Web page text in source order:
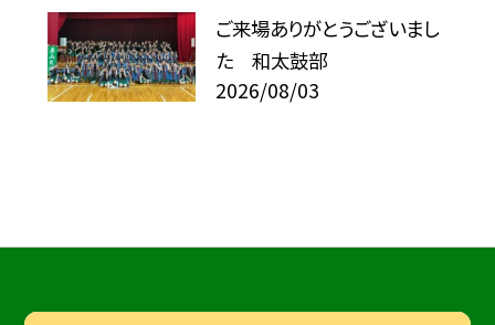
ご来場ありがとうございまし
た 和太鼓部
2026/08/03